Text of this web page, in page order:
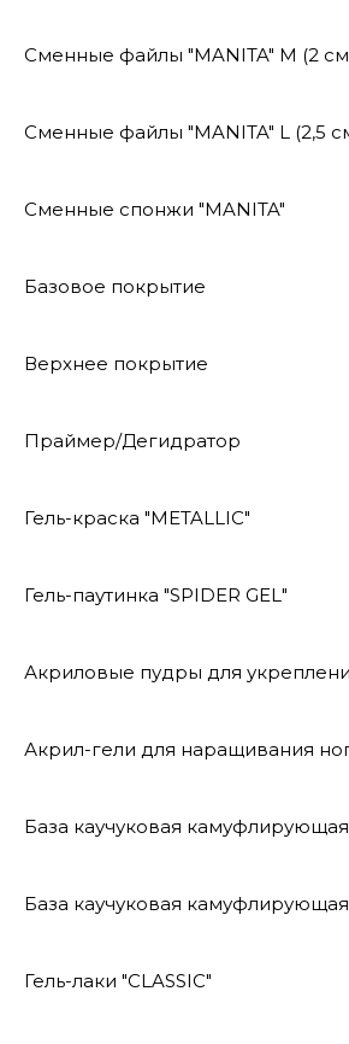
Сменные файлы "MANITA" М (2
Сменные файлы "MANITA" L (2,5
Сменные спонжи "MANITA"
Базовое покрытие
Верхнее покрытие
Праймер/Дегидратор
Гель-краска "METALLIC"
Гель-паутинка "SPIDER GEL"
Акриловые пудры для
Акрил-гели для наращивания
База каучуковая камуфлирующая
База каучуковая камуфлирующая
Гель-лаки "CLASSIC"